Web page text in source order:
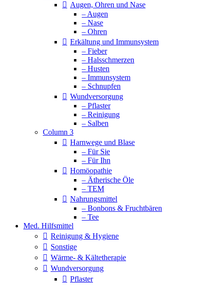
Augen, Ohren und Nase
– Augen
– Nase
– Ohren
Erkältung und Immunsystem
– Fieber
– Halsschmerzen
– Husten
– Immunsystem
– Schnupfen
Wundversorgung
– Pflaster
– Reinigung
– Salben
Column 3
Harnwege und Blase
– Für Sie
– Für Ihn
Homöopathie
– Ätherische Öle
– TEM
Nahrungsmittel
– Bonbons & Fruchtbären
– Tee
Med. Hilfsmittel
Reinigung & Hygiene
Sonstige
Wärme- & Kältetherapie
Wundversorgung
Pflaster